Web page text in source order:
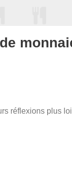
réflexions plus